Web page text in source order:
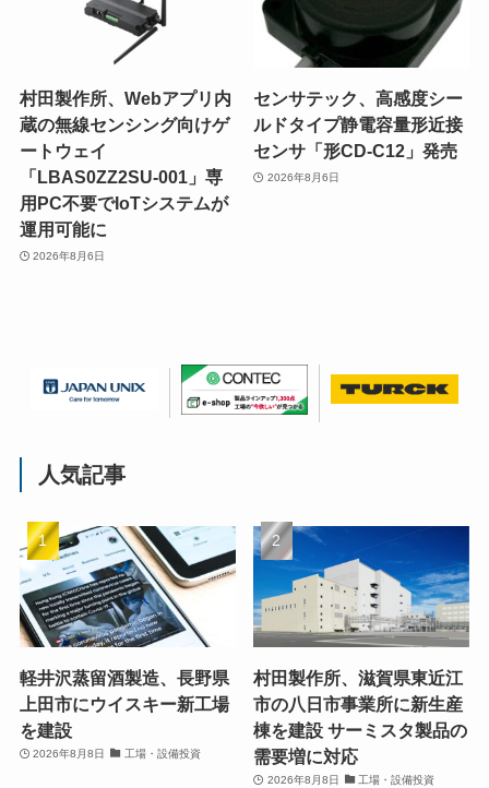
村田製作所、Webアプリ内
蔵の無線センシング向けゲ
ートウェイ
「LBAS0ZZ2SU-001」専
用PC不要でIoTシステムが
運用可能に
2026年8月6日
センサテック、高感度シー
ルドタイプ静電容量形近接
センサ「形CD-C12」発売
2026年8月6日
人気記事
軽井沢蒸留酒製造、長野県
上田市にウイスキー新工場
を建設
2026年8月8日 工場・設備投資
村田製作所、滋賀県東近江
市の八日市事業所に新生産
棟を建設 サーミスタ製品の
需要増に対応
2026年8月8日 工場・設備投資